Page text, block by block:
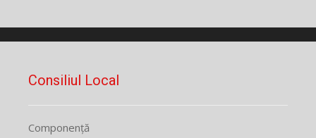
Consiliul Local
Componență